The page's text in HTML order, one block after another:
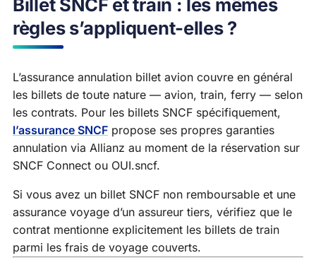
règles s’appliquent-elles ?
L’assurance annulation billet avion couvre en général
les billets de toute nature — avion, train, ferry — selon
les contrats. Pour les billets SNCF spécifiquement,
l’assurance SNCF propose ses propres garanties
annulation via Allianz au moment de la réservation sur
SNCF Connect ou OUI.sncf.
Si vous avez un billet SNCF non remboursable et une
assurance voyage d’un assureur tiers, vérifiez que le
contrat mentionne explicitement les billets de train
parmi les frais de voyage couverts.